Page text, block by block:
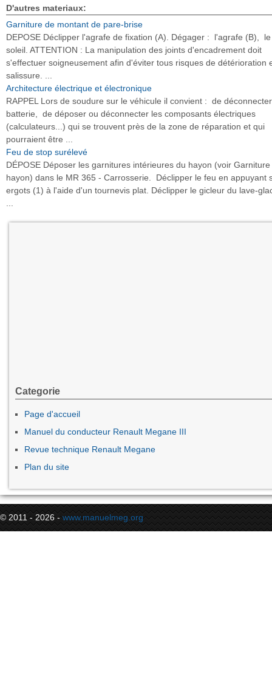
D'autres materiaux:
Garniture de montant de pare-brise
DEPOSE Déclipper l'agrafe de fixation (A). Dégager : l'agrafe (B),
soleil. ATTENTION : La manipulation des joints d'encadrement doit
s'effectuer soigneusement afin d'éviter tous risques de détérioration
salissure. ...
Architecture électrique et électronique
RAPPEL Lors de soudure sur le véhicule il convient : de
batterie, de déposer ou déconnecter les composants électriques
(calculateurs...) qui se trouvent près de la zone de réparation et qui
pourraient être ...
Feu de stop surélevé
DÉPOSE Déposer les garnitures intérieures du hayon (voir Garniture
hayon) dans le MR 365 - Carrosserie. Déclipper le feu en appuyant
ergots (1) à l'aide d'un tournevis plat. Déclipper le gicleur du lave-
Categorie
Page d'accueil
Manuel du conducteur Renault Megane III
Revue technique Renault Megane
Plan du site
© 2011 - 2026 - www.manuelmeg.org